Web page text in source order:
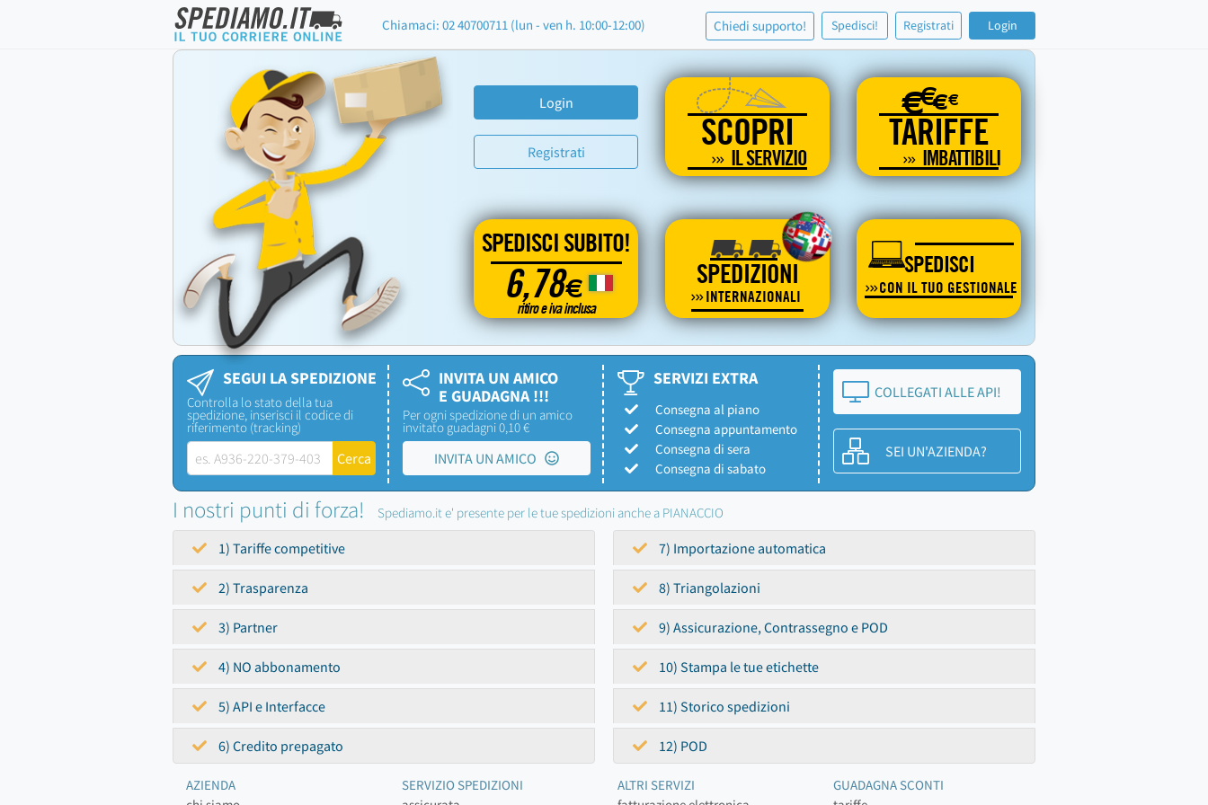
Chiamaci: 02 40700711 (lun - ven h. 10:00-12:00) Chiedi supporto! Spedisci! Registrati Login
Login
Registrati SCOPRI
IL SERVIZIO
€€€€
TARIFFE
IMBATTIBILI
SPEDISCI SUBITO!
6,78€
ritiro e iva inclusa
SPEDIZIONI
INTERNAZIONALI
SPEDISCI
CON IL TUO GESTIONALE
SEGUI LA SPEDIZIONE
Controlla lo stato della tua
spedizione, inserisci il codice di
riferimento (tracking)
INVITA UN AMICO
E GUADAGNA !!!
Per ogni spedizione di un amico
invitato guadagni 0,10 €
INVITA UN AMICO
SERVIZI EXTRA
Consegna al piano
Consegna appuntamento
Consegna di sera
Consegna di sabato
COLLEGATI ALLE API!
SEI UN'AZIENDA?
I nostri punti di forza! Spediamo.it e' presente per le tue spedizioni anche a PIANACCIO
1) Tariffe competitive
2) Trasparenza
3) Partner
4) NO abbonamento
5) API e Interfacce
6) Credito prepagato
7) Importazione automatica
8) Triangolazioni
9) Assicurazione, Contrassegno e POD
10) Stampa le tue etichette
11) Storico spedizioni
12) POD
AZIENDA
SERVIZIO SPEDIZIONI
ALTRI SERVIZI
GUADAGNA SCONTI